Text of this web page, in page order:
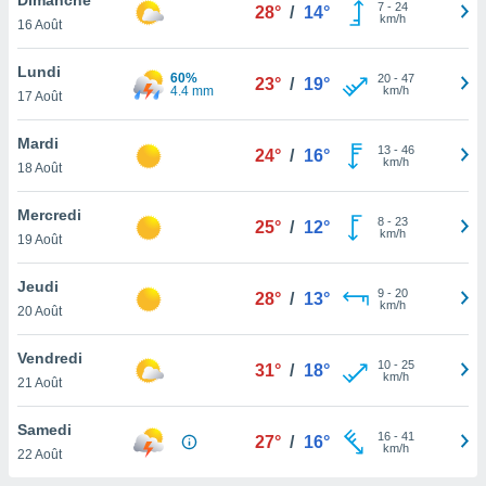
et
»,
au
vous
qu'ils
ou
le
ainsi
un
la
du
16 Août
28° / 14° 7- 24
km/h
Lundi
17 Août
60%
4.4 mm
23° / 19° 20- 47
km/h
Mardi
18 Août
24° / 16° 13- 46
km/h
Mercredi
19 Août
25° / 12° 8- 23
km/h
Jeudi
20 Août
28° / 13° 9- 20
km/h
Vendredi
21 Août
31° / 18° 10- 25
km/h
Samedi
22 Août
27° / 16° 16- 41
km/h